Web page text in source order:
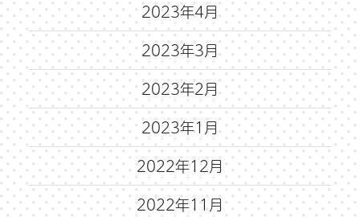
2023年4月
2023年3月
2023年2月
2023年1月
2022年12月
2022年11月